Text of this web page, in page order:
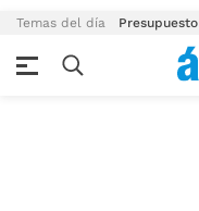
Temas del día Presupuesto